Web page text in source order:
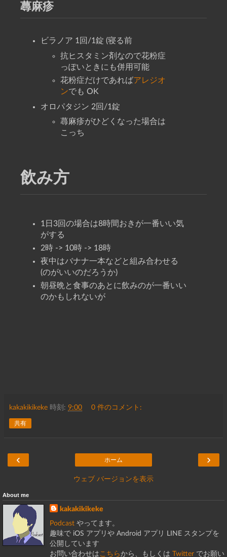
蕁麻疹
ビラノア 1回/1錠 (寝る前
抗ヒスタミン剤なので花粉症
っぽいときにも併用可能
花粉症だけであればアレジオ
ンでも OK
オロパタジン 2回/1錠
蕁麻疹がひどくなった場合は
こっち
飲み方
1日3回の場合は8時間おきが一番いい気
がする
2時 -> 10時 -> 18時
夜中はバナナ一本などと組み合わせる
(のがいいのだろうか)
朝昼晩と食事のあとに飲みのが一番いい
のかもしれないが
kakakikikeke 時刻: 9:00 0 件のコメント:
共有
‹ ›
ホーム
ウェブ バージョンを表示
About me
kakakikikeke
Podcastやってます。
趣味で iOS アプリや Android アプリ LINE スタンプを
公開しています
お問い合わせは こちらから、もしくは Twitterでお願い